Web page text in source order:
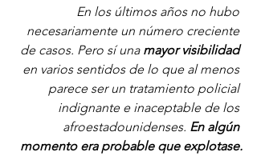
En los últimos años no hubo
necesariamente un número creciente
de casos. Pero sí una mayor visibilidad
en varios sentidos de lo que al menos
parece ser un tratamiento policial
indignante e inaceptable de los
afroestadounidenses. En algún
momento era probable que explotase.